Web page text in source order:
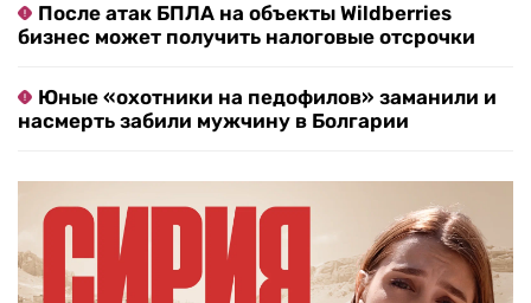
После атак БПЛА на объекты Wildberries
бизнес может получить налоговые отсрочки
Юные «охотники на педофилов» заманили и
насмерть забили мужчину в Болгарии